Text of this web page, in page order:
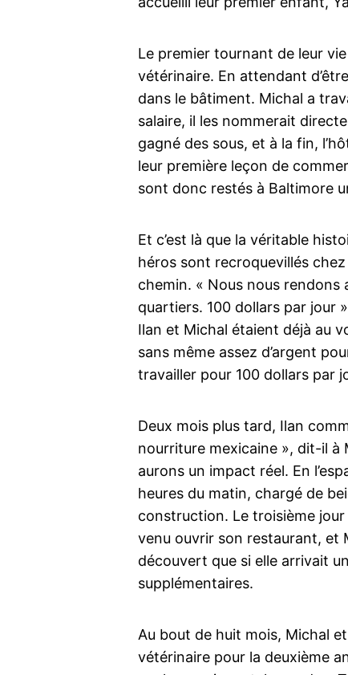
Le premier tournant de leur
vétérinaire. En attendant
dans le bâtiment. Michal a
salaire, il les nommerait
gagné des sous, et à la fin,
leur première leçon de
sont donc restés à Baltimore
Et c’est là que la véritable
héros sont recroquevillés
chemin. « Nous nous rendons
quartiers. 100 dollars par jour
Ilan et Michal étaient déjà au
sans même assez d’argent
travailler pour 100 dollars par
Deux mois plus tard, Ilan
nourriture mexicaine », dit-il à
aurons un impact réel. En
heures du matin, chargé de
construction. Le troisième
venu ouvrir son restaurant, et
découvert que si elle arrivait
supplémentaires.
Au bout de huit mois, Michal
vétérinaire pour la deuxième